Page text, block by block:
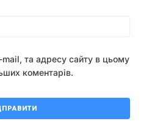
та адресу сайту в цьому
коментарів.